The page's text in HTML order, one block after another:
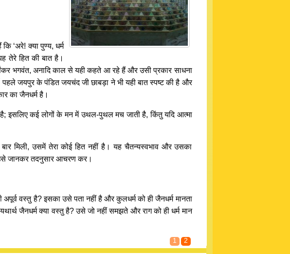
‘अरे! क्या पुण्य, धर्म
तेरे हित की बात है।
भगवंत, अनादि काल से यही कहते आ रहे हैं और उसी प्रकार साधना
पहले जयपुर के पंडित जयचंद जी छाबड़ा ने भी यही बात स्पष्ट की है और
का जैनधर्म है।
इसलिए कई लोगों के मन में उथल-पुथल मच जाती है, किंतु यदि आत्मा
मिली, उसमें तेरा कोई हित नहीं है। यह चैतन्यस्वभाव और उसका
उसे जानकर तदनुसार आचरण कर।
अपूर्व वस्तु है? इसका उसे पता नहीं है और कुलधर्म को ही जैनधर्म मानता
जैनधर्म क्या वस्तु है? उसे जो नहीं समझते और राग को ही धर्म मान
2
1